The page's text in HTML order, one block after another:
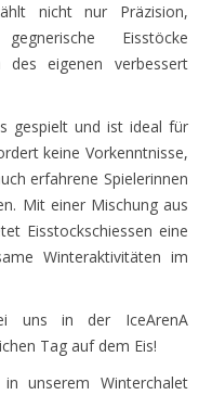
nicht nur Präzision,
Eisstöcke
eigenen verbessert
gespielt und ist ideal für
keine Vorkenntnisse,
erfahrene Spielerinnen
Mit einer Mischung aus
Eisstockschiessen eine
Winteraktivitäten im
uns in der IceArenA
Tag auf dem Eis!
unserem Winterchalet